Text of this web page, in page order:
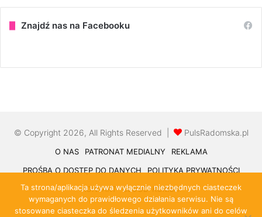
Znajdź nas na Facebooku
© Copyright 2026, All Rights Reserved | PulsRadomska.pl
O NAS PATRONAT MEDIALNY
REKLAMA
PROŚBA O DOSTĘP DO DANYCH
POLITYKA PRYWATNOŚCI
KONTAKT
CLOUD-KOMBIT
Ta strona/aplikacja używa wyłącznie niezbędnych ciasteczek
wymaganych do prawidłowego działania serwisu. Nie są
stosowane ciasteczka do śledzenia użytkowników ani do celów